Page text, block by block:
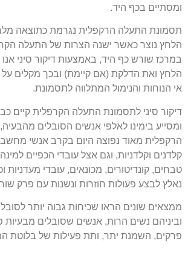
ומסתיים בכף היד.
תסמונת התעלה הרקפלית נגרמת כתוצאה
הלחץ נוצר כאשר ישנה הצרות של התעלה
במרכז שורש כף היד, באמצעות דיקור סיני
הלחץ ואת הדלקת (אם קיימת) ובכך מקלים
אי הנוחות והנימול המתלווה לתסמונת.
דיקור סיני לתסמונת התעלה הקרפלית קיים
ומסייע בימינו לאלפי אנשים הסובלים
הרקפלית מאוד נפוצה היום בקרב אנשי
קלדנים וקלדניות, וגם אצל עובדי הכפיים
טבחים, קונדיטורים, מכונאים, עובדי מעדניות
נאלץ לבצע פעולות חוזרות ונשנות עם פרק
ממצאים שונים הראו שכיחות גבוה יותר
וביניהם נשים הרות, אנשים שסובלים מבעיות
פרקים, השמנת יתר, ותת פעילות של בלוטת